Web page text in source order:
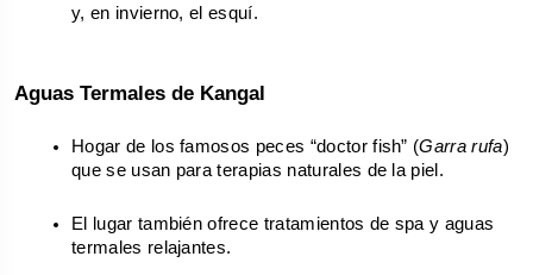
y, en invierno, el esquí.
Aguas Termales de Kangal
Hogar de los famosos peces “doctor fish” (Garra rufa)
que se usan para terapias naturales de la piel.
El lugar también ofrece tratamientos de spa y aguas
termales relajantes.